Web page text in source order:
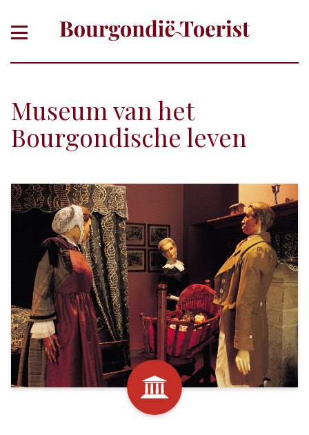
Museum van het
Bourgondische leven